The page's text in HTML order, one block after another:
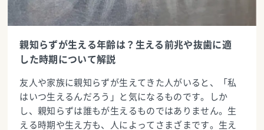
親知らずが生える年齢は？生える前兆や抜歯に適
した時期について解説
友人や家族に親知らずが生えてきた人がいると、「私
はいつ生えるんだろう」と気になるものです。しか
し、親知らずは誰もが生えるものではありません。生
える時期や生え方も、人によってさまざまです。生え